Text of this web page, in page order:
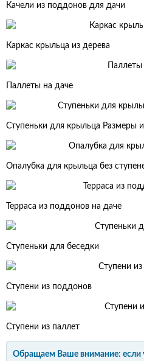
Качели из поддонов для дачи
Каркас крыльца из дерева
Паллеты на даче
Ступеньки для крыльца Размеры
Опалубка для крыльца без
Терраса из поддонов на даче
Ступеньки для беседки
Ступени из поддонов
Ступени из паллет
Обращаем Ваше внимание: если